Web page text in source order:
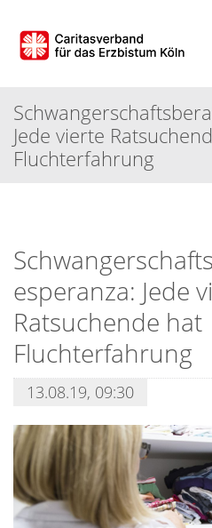
Jede vierte
Fluchterfahrung
esperanza: Jede
Ratsuchende hat
Fluchterfahrung
13.08.19, 09:30